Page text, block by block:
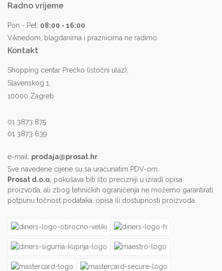
Radno vrijeme
Pon - Pet: 08:00 - 16:00
Viknedom, blagdanima i praznicima ne radimo.
Kontakt
Shopping centar Prečko (istočni ulaz),
Slavenskog 1,
10000 Zagreb
01 3873 875
01 3873 639
e-mail: prodaja@prosat.hr
Sve navedene cijene su sa uračunatim PDV-om.
Prosat d.o.o. pokušava biti što precizniji u izradi opisa
proizvoda, ali zbog tehničkih ograničenja ne možemo garantirati
potpunu točnost podataka, opisa ili dostupnosti proizvoda.